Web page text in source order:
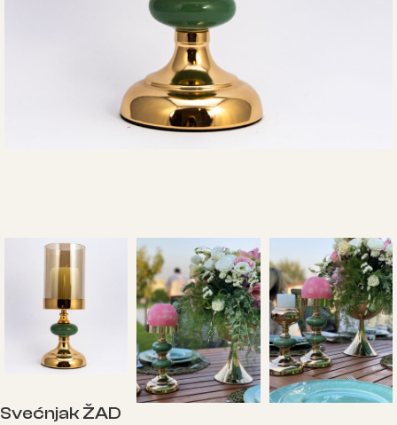
Svećnjak ŽAD